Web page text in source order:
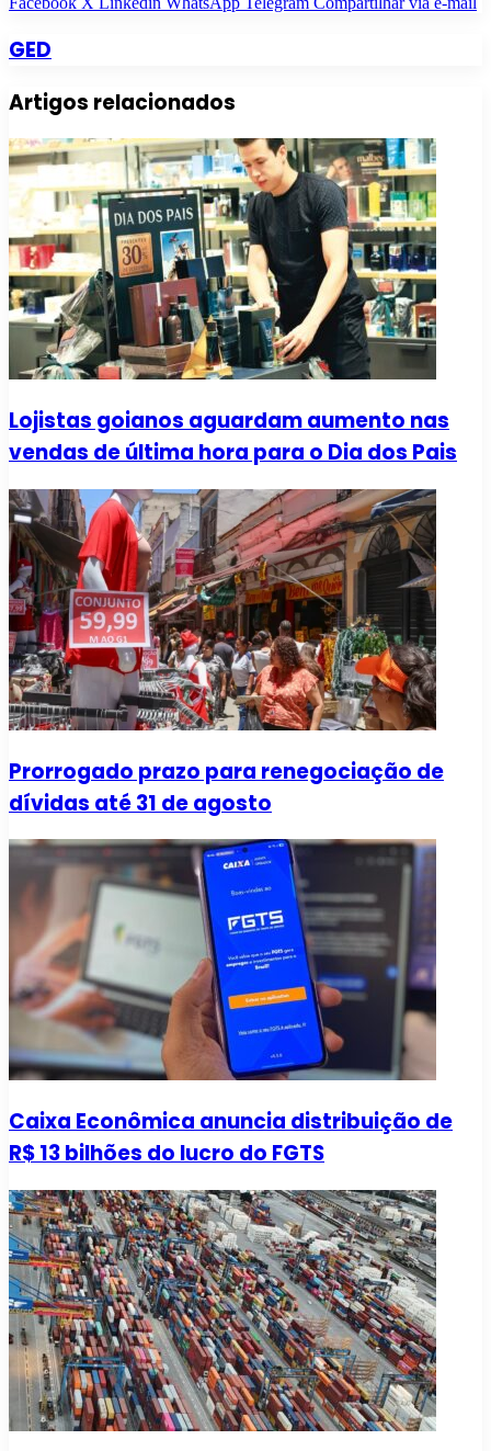
GED
Artigos relacionados
Lojistas goianos aguardam aumento nas
vendas de última hora para o Dia dos Pais
Prorrogado prazo para renegociação de
dívidas até 31 de agosto
Caixa Econômica anuncia distribuição de
R$ 13 bilhões do lucro do FGTS